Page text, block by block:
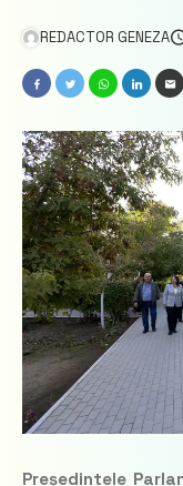
REDACTOR GENEZA
Președintele